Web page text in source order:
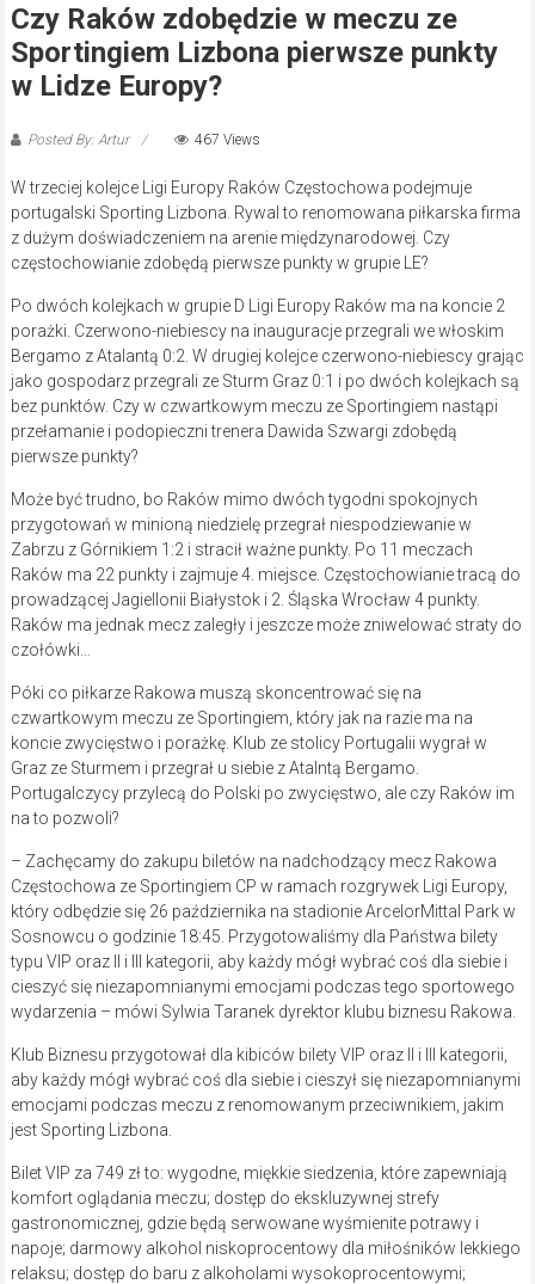
Czy Raków zdobędzie w meczu ze
Sportingiem Lizbona pierwsze punkty
w Lidze Europy?
Posted By: Artur 467 Views
W trzeciej kolejce Ligi Europy Raków Częstochowa podejmuje
portugalski Sporting Lizbona. Rywal to renomowana piłkarska firma
z dużym doświadczeniem na arenie międzynarodowej. Czy
częstochowianie zdobędą pierwsze punkty w grupie LE?
Po dwóch kolejkach w grupie D Ligi Europy Raków ma na koncie 2
porażki. Czerwono-niebiescy na inauguracje przegrali we włoskim
Bergamo z Atalantą 0:2. W drugiej kolejce czerwono-niebiescy grając
jako gospodarz przegrali ze Sturm Graz 0:1 i po dwóch kolejkach są
bez punktów. Czy w czwartkowym meczu ze Sportingiem nastąpi
przełamanie i podopieczni trenera Dawida Szwargi zdobędą
pierwsze punkty?
Może być trudno, bo Raków mimo dwóch tygodni spokojnych
przygotowań w minioną niedzielę przegrał niespodziewanie w
Zabrzu z Górnikiem 1:2 i stracił ważne punkty. Po 11 meczach
Raków ma 22 punkty i zajmuje 4. miejsce. Częstochowianie tracą do
prowadzącej Jagiellonii Białystok i 2. Śląska Wrocław 4 punkty.
Raków ma jednak mecz zaległy i jeszcze może zniwelować straty do
czołówki…
Póki co piłkarze Rakowa muszą skoncentrować się na
czwartkowym meczu ze Sportingiem, który jak na razie ma na
koncie zwycięstwo i porażkę. Klub ze stolicy Portugalii wygrał w
Graz ze Sturmem i przegrał u siebie z Atalntą Bergamo.
Portugalczycy przylecą do Polski po zwycięstwo, ale czy Raków im
na to pozwoli?
– Zachęcamy do zakupu biletów na nadchodzący mecz Rakowa
Częstochowa ze Sportingiem CP w ramach rozgrywek Ligi Europy,
który odbędzie się 26 października na stadionie ArcelorMittal Park w
Sosnowcu o godzinie 18:45. Przygotowaliśmy dla Państwa bilety
typu VIP oraz II i III kategorii, aby każdy mógł wybrać coś dla siebie i
cieszyć się niezapomnianymi emocjami podczas tego sportowego
wydarzenia – mówi Sylwia Taranek dyrektor klubu biznesu Rakowa.
Klub Biznesu przygotował dla kibiców bilety VIP oraz II i III kategorii,
aby każdy mógł wybrać coś dla siebie i cieszył się niezapomnianymi
emocjami podczas meczu z renomowanym przeciwnikiem, jakim
jest Sporting Lizbona.
Bilet VIP za 749 zł to: wygodne, miękkie siedzenia, które zapewniają
komfort oglądania meczu; dostęp do ekskluzywnej strefy
gastronomicznej, gdzie będą serwowane wyśmienite potrawy i
napoje; darmowy alkohol niskoprocentowy dla miłośników lekkiego
relaksu; dostęp do baru z alkoholami wysokoprocentowymi;